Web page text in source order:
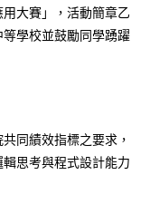
大賽」，活動簡章乙
學校並鼓勵同學踴躍
同績效指標之要求，
思考與程式設計能力